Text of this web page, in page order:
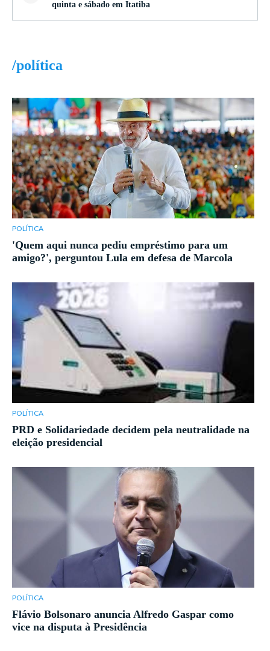
quinta e sábado em Itatiba
/política
POLÍTICA
'Quem aqui nunca pediu empréstimo para um
amigo?', perguntou Lula em defesa de Marcola
POLÍTICA
PRD e Solidariedade decidem pela neutralidade na
eleição presidencial
POLÍTICA
Flávio Bolsonaro anuncia Alfredo Gaspar como
vice na disputa à Presidência